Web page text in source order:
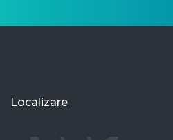
Localizare